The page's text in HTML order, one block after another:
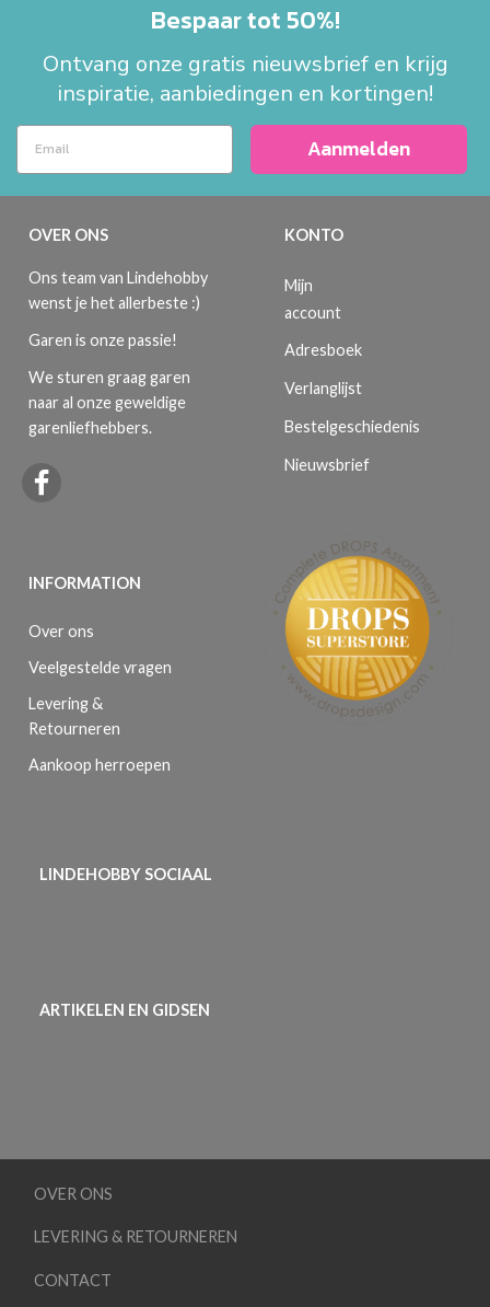
Bespaar tot 50%!
Ontvang onze gratis nieuwsbrief en krijg
inspiratie, aanbiedingen en kortingen!
Aanmelden
OVER ONS
Ons team van Lindehobby
wenst je het allerbeste :)
Garen is onze passie!
We sturen graag garen
naar al onze geweldige
garenliefhebbers.
INFORMATION
Over ons
Veelgestelde vragen
Levering &
Retourneren
Aankoop herroepen
KONTO
Mijn
account
Adresboek
Verlanglijst
Bestelgeschiedenis
Nieuwsbrief
LINDEHOBBY SOCIAAL
ARTIKELEN EN GIDSEN
OVER ONS
LEVERING & RETOURNEREN
CONTACT